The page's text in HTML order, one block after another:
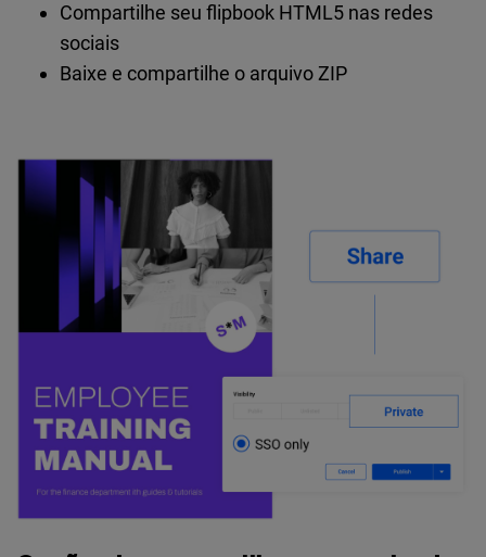
Compartilhe seu flipbook HTML5 nas redes
sociais
Baixe e compartilhe o arquivo ZIP